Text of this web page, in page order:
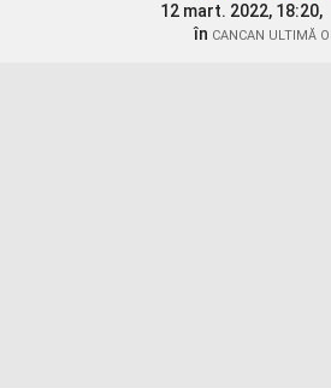
12 mart. 2022, 18:20,
în CANCAN ULTIMĂ